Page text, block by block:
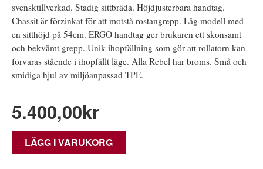
svensktillverkad. Stadig sittbräda. Höjdjusterbara handtag.
Chassit är förzinkat för att motstå rostangrepp. Låg modell med
en sitthöjd på 54cm. ERGO handtag ger brukaren ett skonsamt
och bekvämt grepp. Unik ihopfällning som gör att rollatorn kan
förvaras stående i ihopfällt läge. Alla Rebel har broms. Små och
smidiga hjul av miljöanpassad TPE.
5.400,00kr
LÄGG I VARUKORG